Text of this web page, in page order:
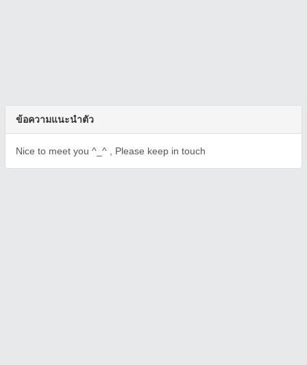
ข้อความแนะนำตัว
Nice to meet you ^_^ , Please keep in touch